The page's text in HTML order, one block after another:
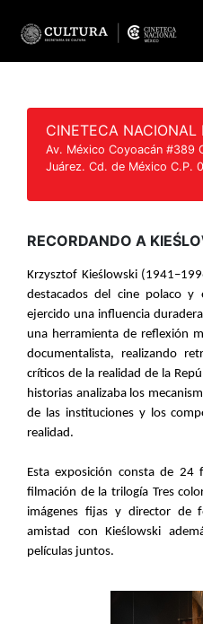
CINETECA NACIONAL
Av. México Coyoacán #389
Juárez. Cd. de México C.P.
RECORDANDO A
Krzysztof Kieślowski
destacados del cine polaco
ejercido una influencia
una herramienta de reflexión
documentalista, realizando
críticos de la realidad de la
historias analizaba los
de las instituciones y los
realidad.
Esta exposición consta de 24
filmación de la trilogía Tres
imágenes fijas y director de
amistad con Kieślowski
películas juntos.